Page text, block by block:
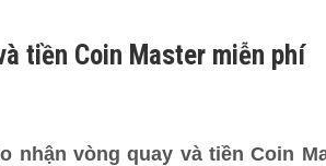
tiền Coin Master miễn phí
nhận vòng quay và tiền Coin